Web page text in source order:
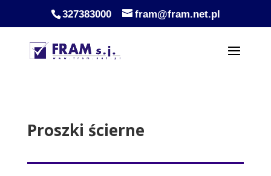
327383000 fram@fram.net.pl
Proszki ścierne